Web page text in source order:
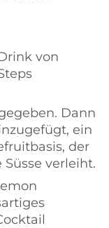
von
Dann
ein
der
verleiht.